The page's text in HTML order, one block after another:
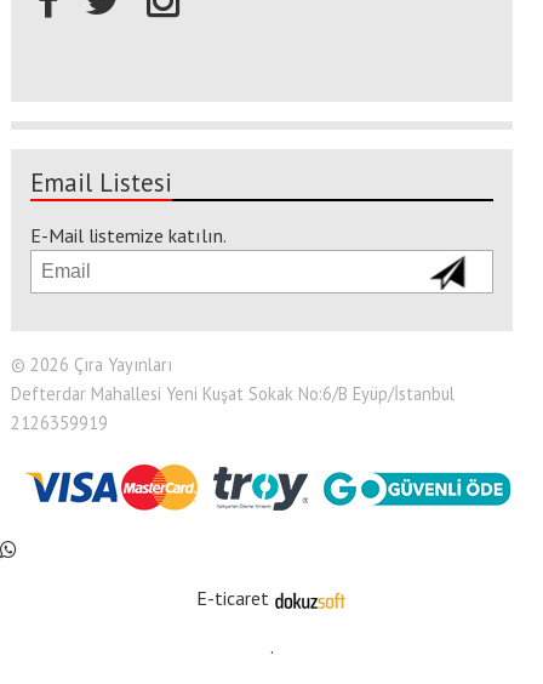
Email Listesi
E-Mail listemize katılın.
© 2026 Çıra Yayınları
Defterdar Mahallesi Yeni Kuşat Sokak No:6/B Eyüp/İstanbul
2126359919
E-ticaret
.